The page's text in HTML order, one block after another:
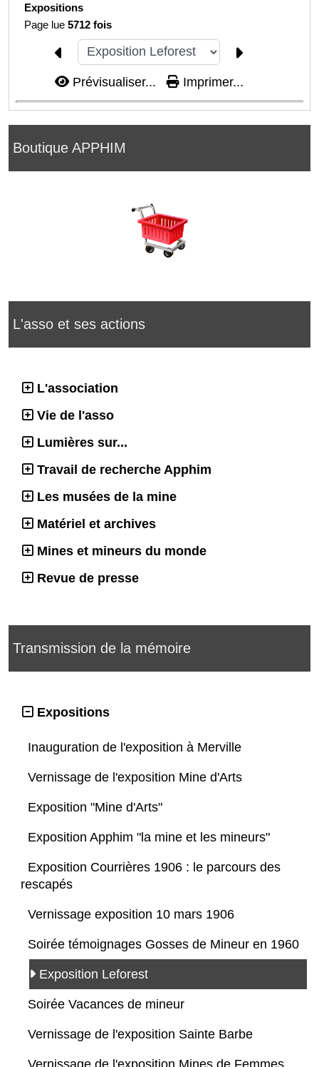
Boutique APPHIM
L'asso et ses actions
L'association
Vie de l'asso
Lumières sur...
Travail de recherche Apphim
Les musées de la mine
Matériel et archives
Mines et mineurs du monde
Revue de presse
Transmission de la mémoire
Expositions
Inauguration de l'exposition à Merville
Vernissage de l'exposition Mine d'Arts
Exposition "Mine d'Arts"
Exposition Apphim "la mine et les mineurs"
Exposition Courrières 1906 : le parcours des
rescapés
Vernissage exposition 10 mars 1906
Soirée témoignages Gosses de Mineur en 1960
Exposition Leforest
Soirée Vacances de mineur
Vernissage de l'exposition Sainte Barbe
Expositions
Page lue5712 fois
Prévisualiser... Imprimer...